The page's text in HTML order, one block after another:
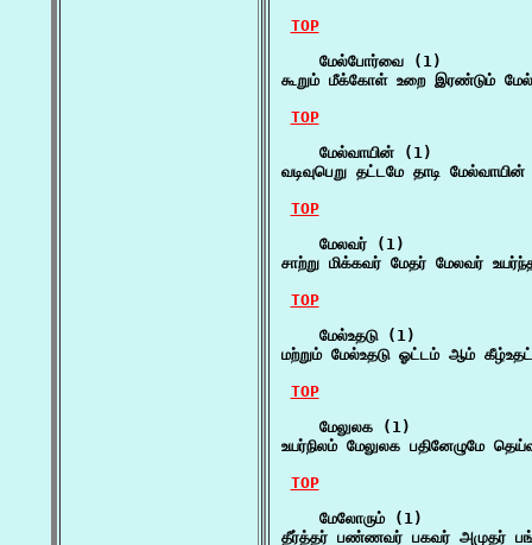
TOP
    மேல்போர்வை (1)
கூறும் மீக்கோள் உறை இரண்டும்
TOP
    மேல்வாயின் (1)
வடிவுபெறு தட்டமே தாடி
TOP
    மேலவர் (1)
சாற்று மிக்கவர் மேதர் மேலவர்
TOP
    மேல்உதடு (1)
மற்றும் மேல்உதடு ஓட்டம் ஆம்
TOP
    மேலுலக (1)
உயர்நிலம் மேலுலக பதினேழுமே
TOP
    மேலோரும் (1)
தீர்த்தர் பண்ணவர் பகவர் அமுதர்